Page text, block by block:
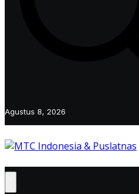
Agustus 8, 2026